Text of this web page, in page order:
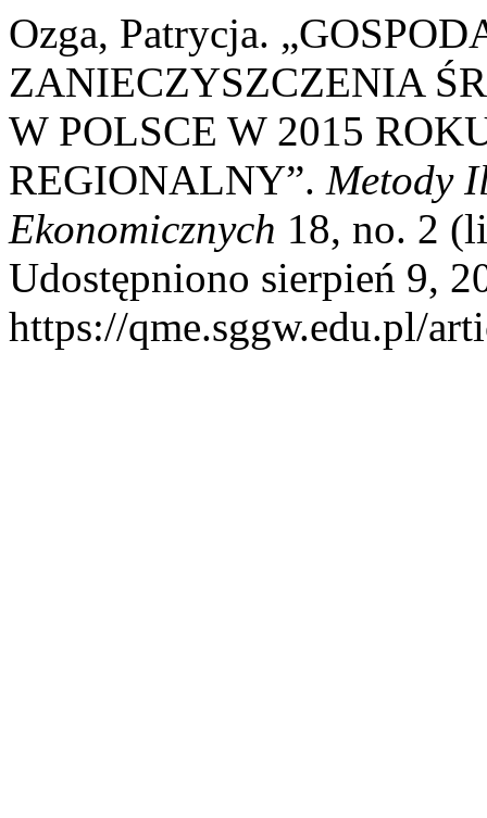
Ozga, Patrycja.
ZANIECZYSZCZENIA
W POLSCE W 2015
REGIONALNY”. Metody
Ekonomicznych 18, no. 2
Udostępniono sierpień 9,
https://qme.sggw.edu.pl/